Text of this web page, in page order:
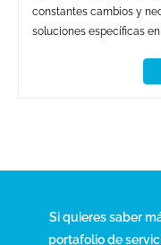
constantes cambios y
soluciones específicas
Si quieres saber
portafolio de